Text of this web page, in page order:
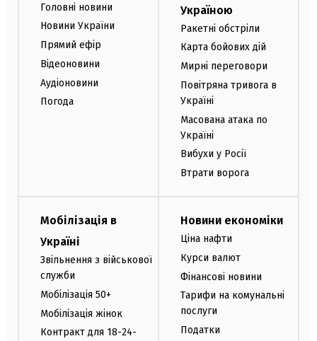
Головні новини
Новини України
Прямий ефір
Відеоновини
Аудіоновини
Погода
Україною
Ракетні обстріли
Карта бойових дій
Мирні переговори
Повітряна тривога в
Україні
Масована атака по
Україні
Вибухи у Росії
Втрати ворога
Мобілізація в
Україні
Звільнення з військової
служби
Мобілізація 50+
Мобілізація жінок
Контракт для 18-24-
Новини економіки
Ціна нафти
Курси валют
Фінансові новини
Тарифи на комунальні
послуги
Податки